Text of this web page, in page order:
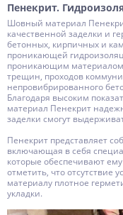
Пенекрит.
Шовный материал
качественной заделки и
бетонных, кирпичных и
проникающей
проникающим материалом
трещин, проходов
непровибрированного
Благодаря высоким
материал Пенекрит
заделки смогут
Пенекрит представляет
включающая в себя
которые обеспечивают
отметить, что отсутствие
материалу плотное
укладки.